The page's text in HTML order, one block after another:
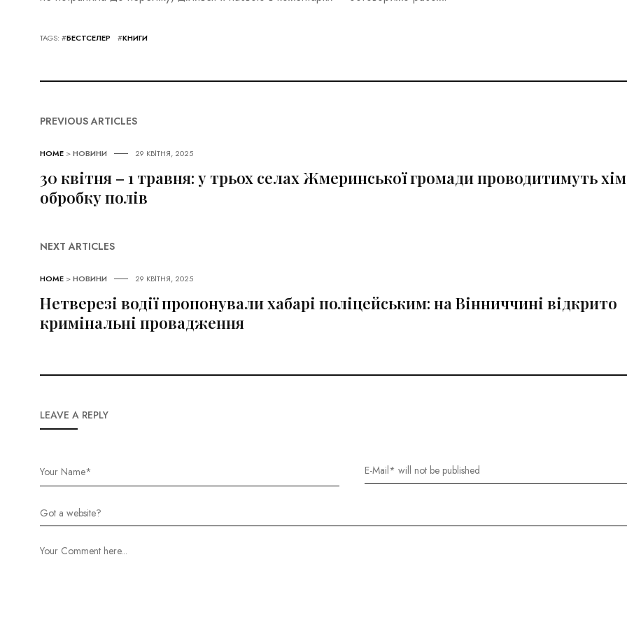
TAGS: #БЕСТСЕЛЕР #КНИГИ
PREVIOUS ARTICLES
HOME >НОВИНИ 29 КВІТНЯ, 2025
30 квітня – 1 травня: у трьох селах Жмеринської громади проводитимуть
обробку полів
NEXT ARTICLES
HOME >НОВИНИ 29 КВІТНЯ, 2025
Нетверезі водії пропонували хабарі поліцейським: на Вінниччині відкрито
кримінальні провадження
LEAVE A REPLY